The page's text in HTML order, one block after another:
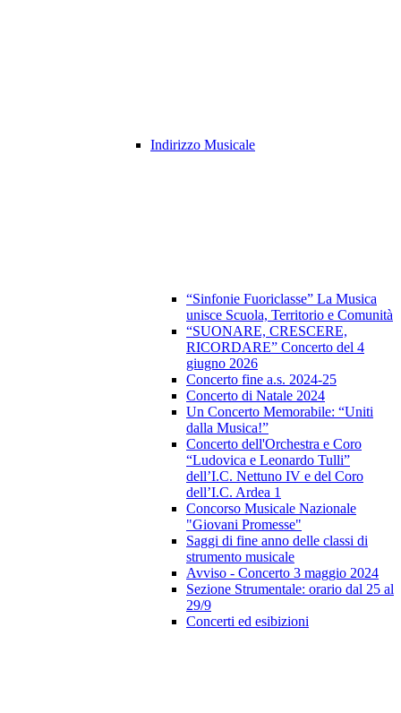
Indirizzo Musicale
“Sinfonie Fuoriclasse” La Musica
unisce Scuola, Territorio e Comunità
“SUONARE, CRESCERE,
RICORDARE” Concerto del 4
giugno 2026
Concerto fine a.s. 2024-25
Concerto di Natale 2024
Un Concerto Memorabile: “Uniti
dalla Musica!”
Concerto dell'Orchestra e Coro
“Ludovica e Leonardo Tulli”
dell’I.C. Nettuno IV e del Coro
dell’I.C. Ardea 1
Concorso Musicale Nazionale
"Giovani Promesse"
Saggi di fine anno delle classi di
strumento musicale
Avviso - Concerto 3 maggio 2024
Sezione Strumentale: orario dal 25 al
29/9
Concerti ed esibizioni